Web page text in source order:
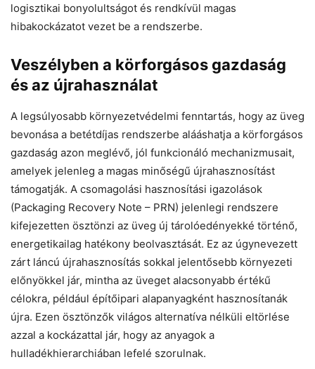
logisztikai bonyolultságot és rendkívül magas
hibakockázatot vezet be a rendszerbe.
Veszélyben a körforgásos gazdaság
és az újrahasználat
A legsúlyosabb környezetvédelmi fenntartás, hogy az üveg
bevonása a betétdíjas rendszerbe alááshatja a körforgásos
gazdaság azon meglévő, jól funkcionáló mechanizmusait,
amelyek jelenleg a magas minőségű újrahasznosítást
támogatják. A csomagolási hasznosítási igazolások
(Packaging Recovery Note – PRN) jelenlegi rendszere
kifejezetten ösztönzi az üveg új tárolóedényekké történő,
energetikailag hatékony beolvasztását. Ez az úgynevezett
zárt láncú újrahasznosítás sokkal jelentősebb környezeti
előnyökkel jár, mintha az üveget alacsonyabb értékű
célokra, például építőipari alapanyagként hasznosítanák
újra. Ezen ösztönzők világos alternatíva nélküli eltörlése
azzal a kockázattal jár, hogy az anyagok a
hulladékhierarchiában lefelé szorulnak.